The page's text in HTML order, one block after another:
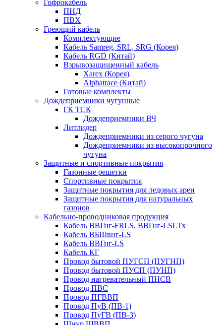
Гофрокабель
ПНД
ПВХ
Греющий кабель
Комплектующие
Кабель Samreg, SRL, SRG (Корея)
Кабель RGD (Китай)
Взрывозащищенный кабель
Xarex (Корея)
Alphatrace (Китай)
Готовые комплекты
Дождеприемники чугунные
ГК ТСК
Дождеприемники ВЧ
Литлидер
Дождеприемники из серого чугуна
Дождеприемники из высокопрочного
чугуна
Защитные и спортивные покрытия
Газонные решетки
Спортивные покрытия
Защитные покрытия для ледовых арен
Защитные покрытия для натуральных
газонов
Кабельно-проводниковая продукция
Кабель ВВГнг-FRLS, ВВГнг-LSLTx
Кабель ВБШвнг-LS
Кабель ВВГнг-LS
Кабель КГ
Провод бытовой ПУГСП (ПУГНП)
Провод бытовой ПУСП (ПУНП)
Провод нагревательный ПНСВ
Провод ПВС
Провод ПГВВП
Провод ПуВ (ПВ-1)
Провод ПуГВ (ПВ-3)